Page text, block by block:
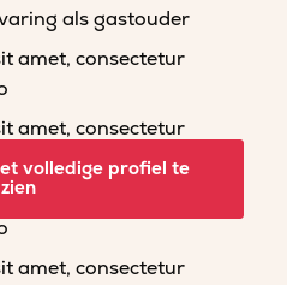
als gastouder
amet, consectetur
amet, consectetur
amet, consectetur
amet, consectetur
volledige profiel te
zien